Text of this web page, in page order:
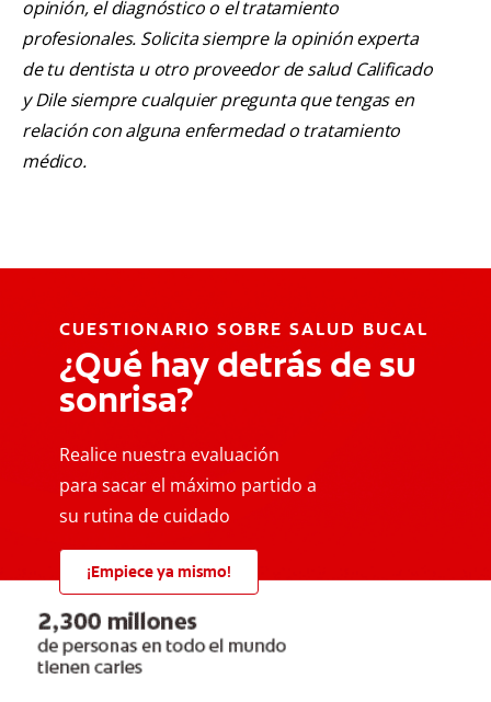
opinión, el diagnóstico o el tratamiento
profesionales. Solicita siempre la opinión experta
de tu dentista u otro proveedor de salud Calificado
y Dile siempre cualquier pregunta que tengas en
relación con alguna enfermedad o tratamiento
médico.
CUESTIONARIO SOBRE SALUD BUCAL
¿Qué hay detrás de su
sonrisa?
Realice nuestra evaluación
para sacar el máximo partido a
su rutina de cuidado
¡Empiece ya mismo!